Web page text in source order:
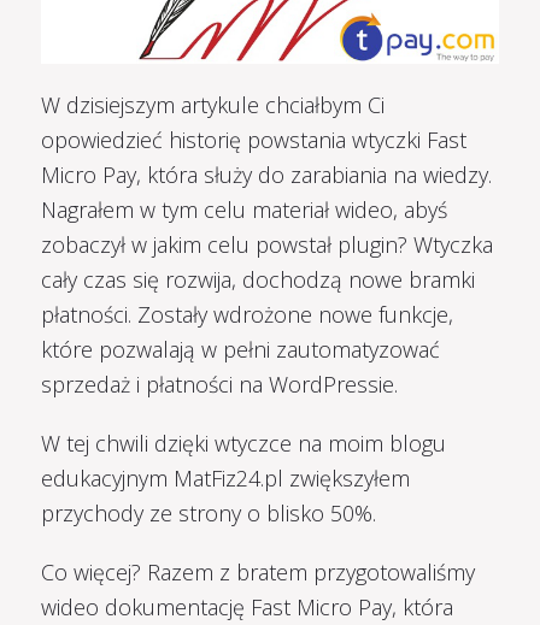
W dzisiejszym artykule chciałbym Ci
opowiedzieć historię powstania wtyczki Fast
Micro Pay, która służy do zarabiania na wiedzy.
Nagrałem w tym celu materiał wideo, abyś
zobaczył w jakim celu powstał plugin? Wtyczka
cały czas się rozwija, dochodzą nowe bramki
płatności. Zostały wdrożone nowe funkcje,
które pozwalają w pełni zautomatyzować
sprzedaż i płatności na WordPressie.
W tej chwili dzięki wtyczce na moim blogu
edukacyjnym MatFiz24.pl zwiększyłem
przychody ze strony o blisko 50%.
Co więcej? Razem z bratem przygotowaliśmy
wideo dokumentację Fast Micro Pay, która